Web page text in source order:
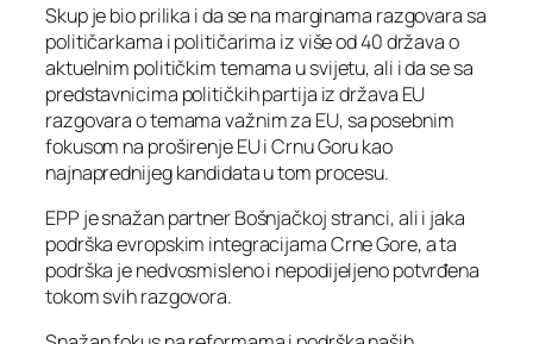
Skup je bio prilika i da se na marginama razgovara sa
političarkama i političarima iz više od 40 država o
aktuelnim političkim temama u svijetu, ali i da se sa
predstavnicima političkih partija iz država EU
razgovara o temama važnim za EU, sa posebnim
fokusom na proširenje EU i Crnu Goru kao
najnaprednijeg kandidata u tom procesu.
EPP je snažan partner Bošnjačkoj stranci, ali i jaka
podrška evropskim integracijama Crne Gore, a ta
podrška je nedvosmisleno i nepodijeljeno potvrđena
tokom svih razgovora.